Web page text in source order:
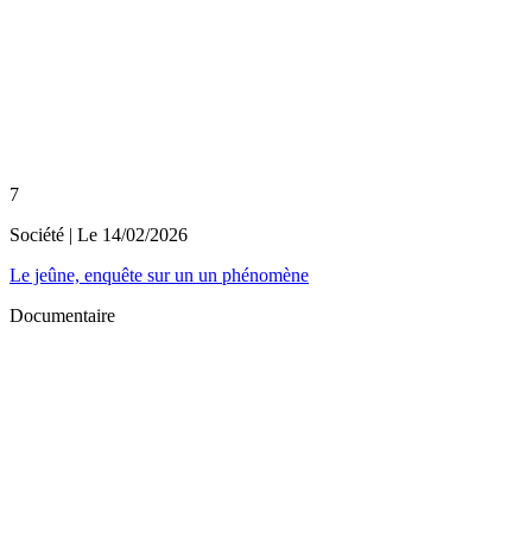
7
Société | Le 14/02/2026
Le jeûne, enquête sur un un phénomène
Documentaire